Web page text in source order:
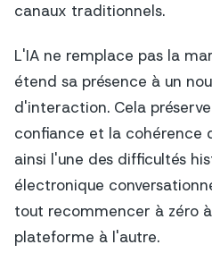
canaux traditionnels.
L'IA ne remplace pas la
étend sa présence à un
d'interaction. Cela
confiance et la cohérence
ainsi l'une des difficultés
électronique
tout recommencer à zéro
plateforme à l'autre.